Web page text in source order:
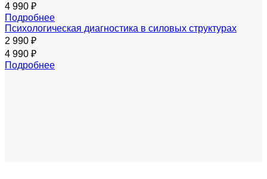
4 990 ₽
Подробнее
Психологическая диагностика в силовых структурах
2 990 ₽
4 990 ₽
Подробнее